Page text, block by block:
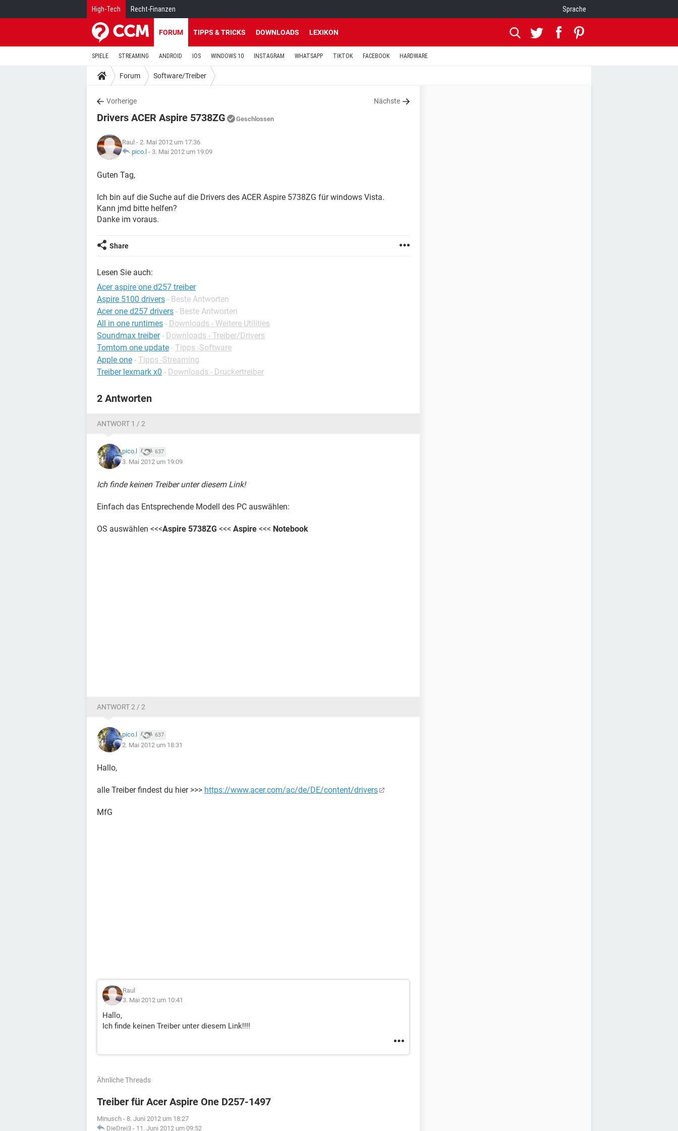
High-Tech Recht-Finanzen Sprache
FORUM TIPPS & TRICKS DOWNLOADS LEXIKON
SPIELE STREAMING ANDROID IOS WINDOWS 10 INSTAGRAM WHATSAPP TIKTOK FACEBOOK HARDWARE
Forum Software/Treiber
Vorherige Nächste
Drivers ACER Aspire 5738ZG Geschlossen
Raul - 2. Mai 2012 um 17:36
pico.l - 3. Mai 2012 um 19:09
Guten Tag,
Ich bin auf die Suche auf die Drivers des ACER Aspire 5738ZG für windows Vista.
Kann jmd bitte helfen?
Danke im voraus.
Share
Lesen Sie auch:
Acer aspire one d257 treiber
Aspire 5100 drivers - Beste Antworten
Acer one d257 drivers - Beste Antworten
All in one runtimes - Downloads - Weitere Utilities
Soundmax treiber - Downloads - Treiber/Drivers
Tomtom one update - Tipps -Software
Apple one - Tipps -Streaming
Treiber lexmark x0 - Downloads - Druckertreiber
2 Antworten
ANTWORT 1 / 2
pico.l 637
3. Mai 2012 um 19:09
Ich finde keinen Treiber unter diesem Link!
Einfach das Entsprechende Modell des PC auswählen:
OS auswählen <<<Aspire 5738ZG <<< Aspire <<< Notebook
ANTWORT 2 / 2
pico.l 637
2. Mai 2012 um 18:31
Hallo,
alle Treiber findest du hier >>> https://www.acer.com/ac/de/DE/content/drivers
MfG
Raul
3. Mai 2012 um 10:41
Hallo,
Ich finde keinen Treiber unter diesem Link!!!!
Ähnliche Threads
Treiber für Acer Aspire One D257-1497
Minusch - 8. Juni 2012 um 18:27
DieDrei3 - 11. Juni 2012 um 09:52